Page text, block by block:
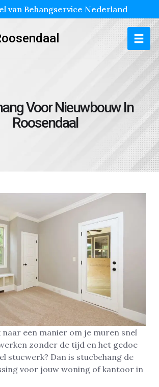
van Behangservice Nederland
Voor Nieuwbouw In
Roosendaal
naar een manier om je muren snel
zonder de tijd en het gedoe
stucwerk? Dan is stucbehang de
voor jouw woning of kantoor in